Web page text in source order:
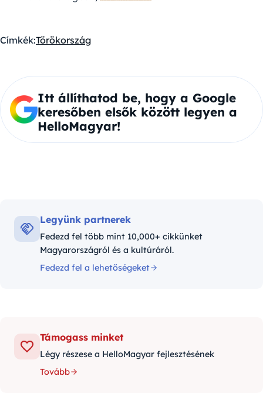
Címkék:Törökország
Itt állíthatod be, hogy a Google
keresőben elsők között legyen a
HelloMagyar!
Legyünk partnerek
Fedezd fel több mint 10,000+ cikkünket
Magyarországról és a kultúráról.
Fedezd fel a lehetőségeket
Támogass minket
Légy részese a HelloMagyar fejlesztésének
Tovább